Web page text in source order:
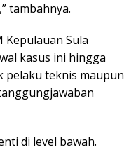
tambahnya.
Sula
kasus ini hingga
pelaku teknis maupun
di level bawah.